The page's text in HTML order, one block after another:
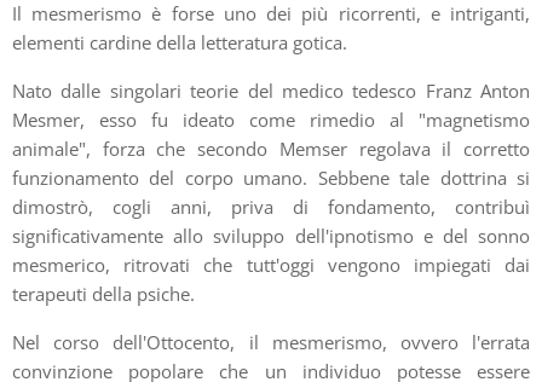
Il mesmerismo è forse uno dei più ricorrenti, e intriganti,
elementi cardine della letteratura gotica.
Nato dalle singolari teorie del medico tedesco Franz Anton
Mesmer, esso fu ideato come rimedio al "magnetismo
animale", forza che secondo Memser regolava il corretto
funzionamento del corpo umano. Sebbene tale dottrina si
dimostrò, cogli anni, priva di fondamento, contribuì
significativamente allo sviluppo dell'ipnotismo e del sonno
mesmerico, ritrovati che tutt'oggi vengono impiegati dai
terapeuti della psiche.
Nel corso dell'Ottocento, il mesmerismo, ovvero l'errata
convinzione popolare che un individuo potesse essere